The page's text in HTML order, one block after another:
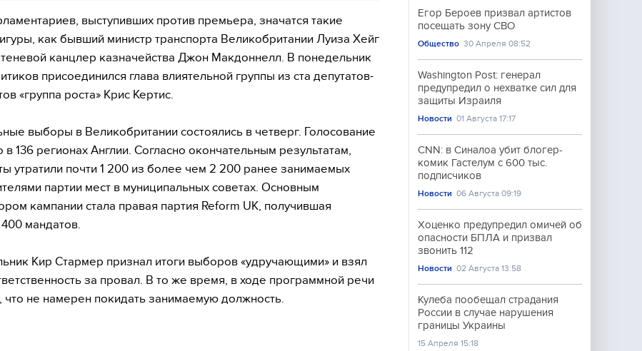
выступивших против премьера, значатся такие
как бывший министр транспорта Великобритании Луиза Хейг
канцлер казначейства Джон Макдоннелл. В понедельник
присоединился глава влиятельной группы из ста депутатов-
«группа роста» Крис Кертис.
выборы в Великобритании состоялись в четверг. Голосование
в 136 регионах Англии. Согласно окончательным результатам,
утратили почти 1 200 из более чем 2 200 ранее занимаемых
партии мест в муниципальных советах. Основным
кампании стала правая партия Reform UK, получившая
мандатов.
Кир Стармер признал итоги выборов «удручающими» и взял
за провал. В то же время, в ходе программной речи
что не намерен покидать занимаемую должность.
Егор Бероев призвал артистов
посещать зону СВО
Общество 30 Апреля 08:52
Washington Post: генерал
предупредил о нехватке сил для
защиты Израиля
Новости 01 Августа 17:17
CNN: в Синалоа убит блогер-
комик Гастелум с 600 тыс.
подписчиков
Новости 06 Августа 09:19
Хоценко предупредил омичей об
опасности БПЛА и призвал
звонить 112
Новости 02 Августа 13:58
Кулеба пообещал страдания
России в случае нарушения
границы Украины
15 Апреля 15:18